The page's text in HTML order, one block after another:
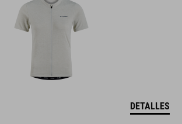
DETALLES